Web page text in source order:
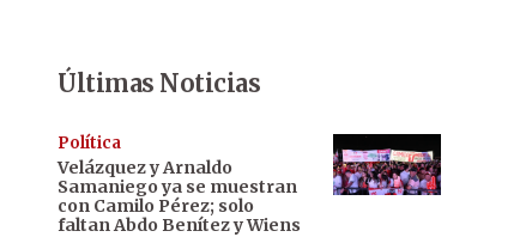
Últimas Noticias
Política
Velázquez y Arnaldo
Samaniego ya se muestran
con Camilo Pérez; solo
faltan Abdo Benítez y Wiens